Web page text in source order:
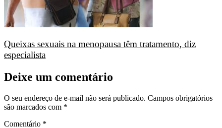
Queixas sexuais na menopausa têm tratamento, diz
especialista
Deixe um comentário
O seu endereço de e-mail não será publicado. Campos obrigatórios
são marcados com *
Comentário *